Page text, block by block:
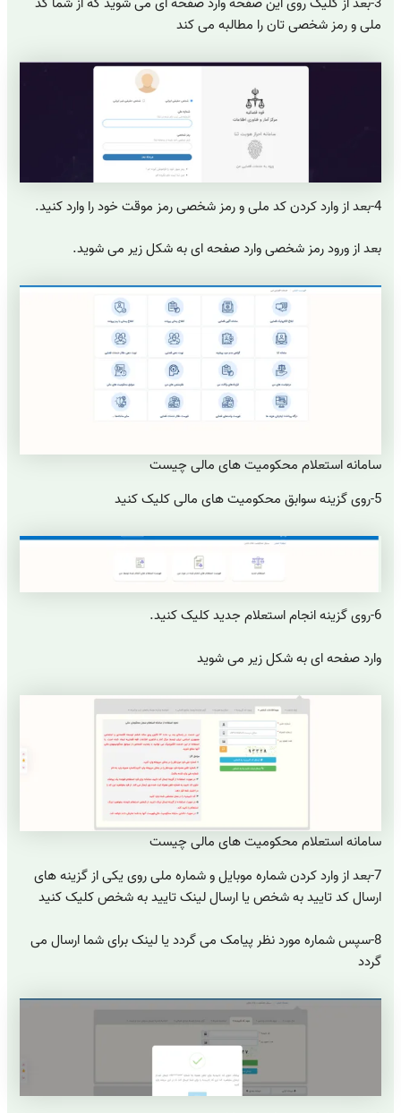
ملی و رمز شخصی تان را مطالبه می کند
4-بعد از وارد کردن کد ملی و رمز شخصی رمز موقت خود را وارد کنید.
بعد از ورود رمز شخصی وارد صفحه ای به شکل زیر می شوید.
سامانه استعلام محکومیت های مالی چیست
5-روی گزینه سوابق محکومیت های مالی کلیک کنید
6-روی گزینه انجام استعلام جدید کلیک کنید.
وارد صفحه ای به شکل زیر می شوید
سامانه استعلام محکومیت های مالی چیست
7-بعد از وارد کردن شماره موبایل و شماره ملی روی یکی از گزینه های
ارسال کد تایید به شخص یا ارسال لینک تایید به شخص کلیک کنید
8-سپس شماره مورد نظر پیامک می گردد یا لینک برای شما ارسال می
گردد